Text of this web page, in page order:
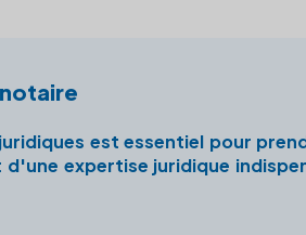
est essentiel pour
expertise juridique